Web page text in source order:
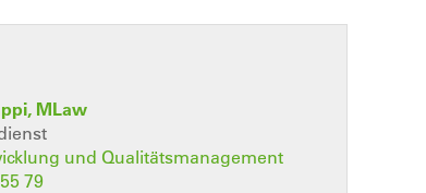
MLaw
und Qualitätsmanagement
79